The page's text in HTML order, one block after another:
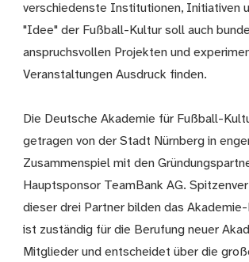
verschiedenste Institutionen, Initiativen
"Idee" der Fußball-Kultur soll auch
anspruchsvollen Projekten und
Veranstaltungen Ausdruck finden.
Die Deutsche Akademie für Fußball-
getragen von der Stadt Nürnberg in
Zusammenspiel mit den
Hauptsponsor TeamBank AG.
dieser drei Partner bilden das Akademie-
ist zuständig für die Berufung neuer
Mitglieder und entscheidet über die